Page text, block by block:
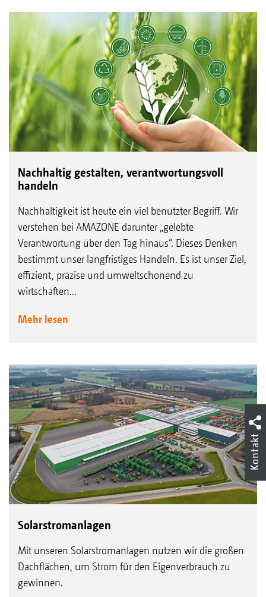
Nachhaltig gestalten, verantwortungsvoll
handeln
Nachhaltigkeit ist heute ein viel benutzter Begriff. Wir
verstehen bei AMAZONE darunter „gelebte
Verantwortung über den Tag hinaus“. Dieses Denken
bestimmt unser langfristiges Handeln. Es ist unser Ziel,
effizient, präzise und umweltschonend zu
wirtschaften...
Mehr lesen
Solarstromanlagen
Mit unseren Solarstromanlagen nutzen wir die großen
Dachflächen, um Strom für den Eigenverbrauch zu
gewinnen.
Kontakt